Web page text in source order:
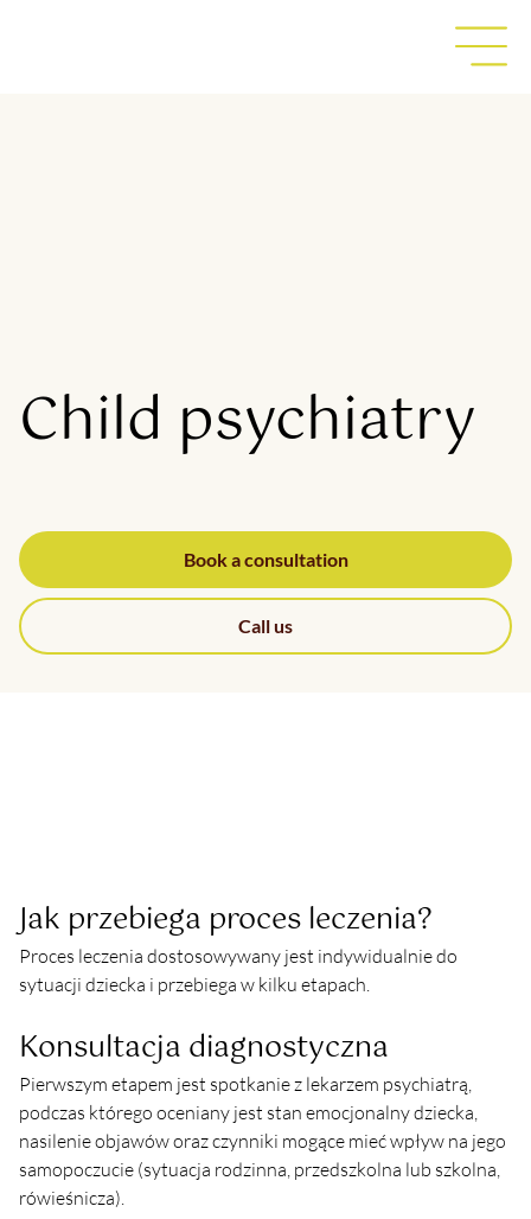
Child psychiatry
Book a consultation
Call us
Jak przebiega proces leczenia?
Proces leczenia dostosowywany jest indywidualnie do
sytuacji dziecka i przebiega w kilku etapach.
Konsultacja diagnostyczna
Pierwszym etapem jest spotkanie z lekarzem psychiatrą,
podczas którego oceniany jest stan emocjonalny dziecka,
nasilenie objawów oraz czynniki mogące mieć wpływ na jego
samopoczucie (sytuacja rodzinna, przedszkolna lub szkolna,
rówieśnicza).